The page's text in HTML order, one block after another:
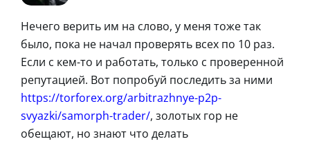
Нечего верить им на слово, у меня тоже так
было, пока не начал проверять всех по 10 раз.
Если с кем-то и работать, только с проверенной
репутацией. Вот попробуй последить за ними
https://torforex.org/arbitrazhnye-p2p-
svyazki/samorph-trader/, золотых гор не
обещают, но знают что делать